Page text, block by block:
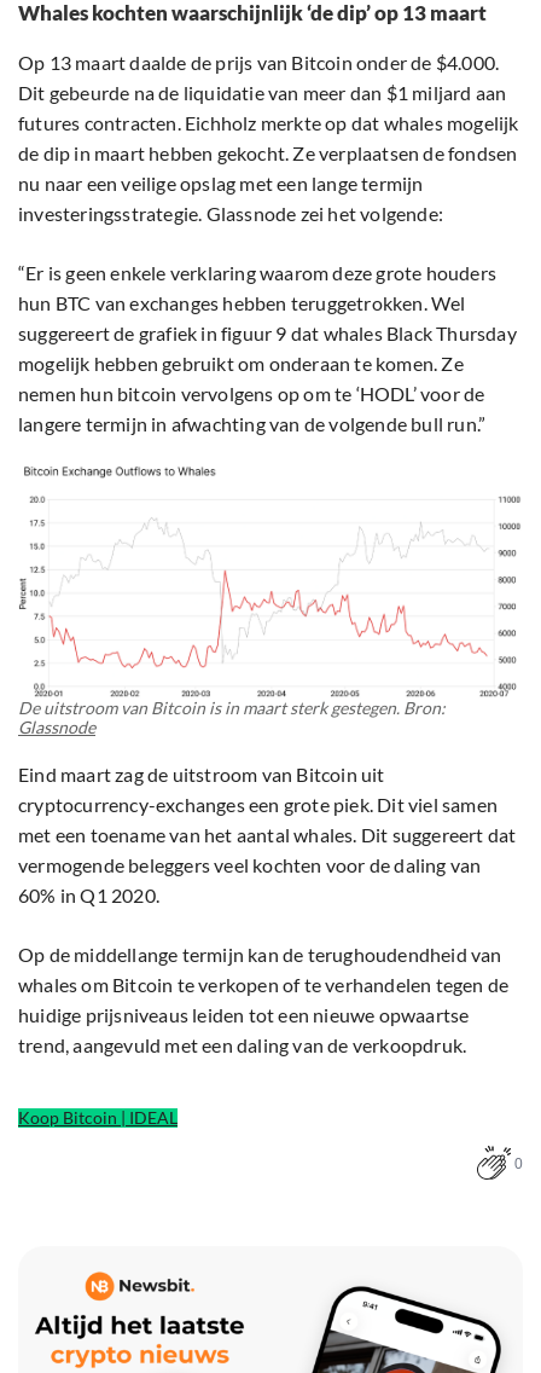
Whales kochten waarschijnlijk ‘de dip’ op 13 maart
Op 13 maart daalde de prijs van Bitcoin onder de $4.000.
Dit gebeurde na de liquidatie van meer dan $1 miljard aan
futures contracten. Eichholz merkte op dat whales mogelijk
de dip in maart hebben gekocht. Ze verplaatsen de fondsen
nu naar een veilige opslag met een lange termijn
investeringsstrategie. Glassnode zei het volgende:
“Er is geen enkele verklaring waarom deze grote houders
hun BTC van exchanges hebben teruggetrokken. Wel
suggereert de grafiek in figuur 9 dat whales Black Thursday
mogelijk hebben gebruikt om onderaan te komen. Ze
nemen hun bitcoin vervolgens op om te ‘HODL’ voor de
langere termijn in afwachting van de volgende bull run.”
De uitstroom van Bitcoin is in maart sterk gestegen. Bron:
Glassnode
Eind maart zag de uitstroom van Bitcoin uit
cryptocurrency-exchanges een grote piek. Dit viel samen
met een toename van het aantal whales. Dit suggereert dat
vermogende beleggers veel kochten voor de daling van
60% in Q1 2020.
Op de middellange termijn kan de terughoudendheid van
whales om Bitcoin te verkopen of te verhandelen tegen de
huidige prijsniveaus leiden tot een nieuwe opwaartse
trend, aangevuld met een daling van de verkoopdruk.
Koop Bitcoin | IDEAL
0